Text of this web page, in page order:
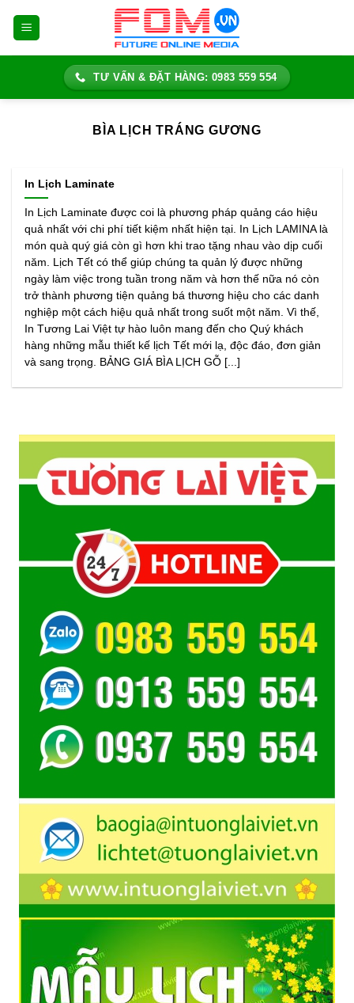
TƯ VẤN & ĐẶT HÀNG: 0983 559 554
BÌA LỊCH TRÁNG GƯƠNG
In Lịch Laminate
In Lịch Laminate được coi là phương pháp quảng cáo hiệu
quả nhất với chi phí tiết kiệm nhất hiện tại. In Lịch LAMINA là
món quà quý giá còn gì hơn khi trao tặng nhau vào dịp cuối
năm. Lịch Tết có thể giúp chúng ta quản lý được những
ngày làm việc trong tuần trong năm và hơn thế nữa nó còn
trở thành phương tiện quảng bá thương hiệu cho các danh
nghiệp một cách hiệu quả nhất trong suốt một năm. Vì thế,
In Tương Lai Việt tự hào luôn mang đến cho Quý khách
hàng những mẫu thiết kế lịch Tết mới lạ, độc đáo, đơn giản
và sang trọng. BẢNG GIÁ BÌA LỊCH GỖ [...]